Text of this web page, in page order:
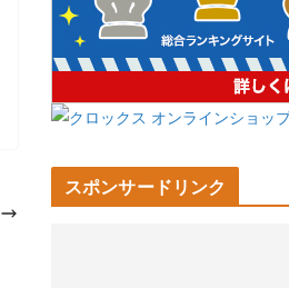
スポンサードリンク